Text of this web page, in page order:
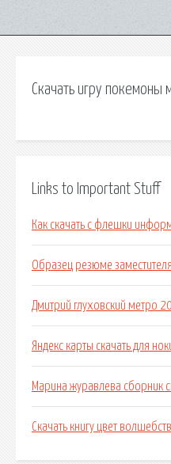
Скачать игру
Links to Important Stuff
Как скачать с флешки
Образец резюме
Дмитрий глуховский метро
Яндекс карты скачать для
Марина журавлева сборник
Скачать книгу цвет